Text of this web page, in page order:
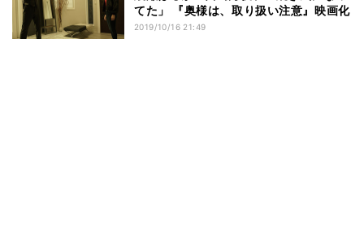
てた」 『奥様は、取り扱い注意』映画化
2019/10/16 21:49